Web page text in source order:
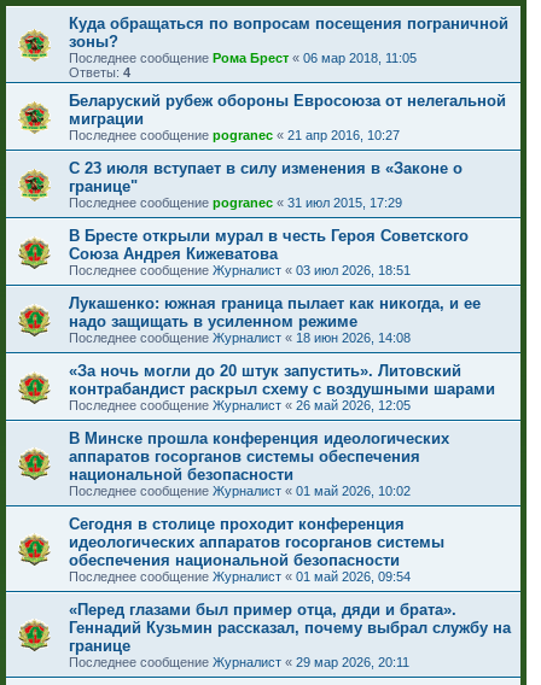
Куда обращаться по вопросам посещения пограничной
зоны?
Последнее сообщение Рома Брест « 06 мар 2018, 11:05
Ответы: 4
Беларуский рубеж обороны Евросоюза от нелегальной
миграции
Последнее сообщение pogranec « 21 апр 2016, 10:27
С 23 июля вступает в силу изменения в «Законе о
границе"
Последнее сообщение pogranec « 31 июл 2015, 17:29
В Бресте открыли мурал в честь Героя Советского
Союза Андрея Кижеватова
Последнее сообщение Журналист « 03 июл 2026, 18:51
Лукашенко: южная граница пылает как никогда, и ее
надо защищать в усиленном режиме
Последнее сообщение Журналист « 18 июн 2026, 14:08
«За ночь могли до 20 штук запустить». Литовский
контрабандист раскрыл схему с воздушными шарами
Последнее сообщение Журналист « 26 май 2026, 12:05
В Минске прошла конференция идеологических
аппаратов госорганов системы обеспечения
национальной безопасности
Последнее сообщение Журналист « 01 май 2026, 10:02
Сегодня в столице проходит конференция
идеологических аппаратов госорганов системы
обеспечения национальной безопасности
Последнее сообщение Журналист « 01 май 2026, 09:54
«Перед глазами был пример отца, дяди и брата».
Геннадий Кузьмин рассказал, почему выбрал службу на
границе
Последнее сообщение Журналист « 29 мар 2026, 20:11